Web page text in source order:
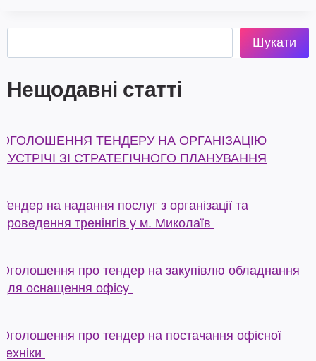
Шукати
Нещодавні статті
ОГОЛОШЕННЯ ТЕНДЕРУ НА ОРГАНІЗАЦІЮ
ЗУСТРІЧІ ЗІ СТРАТЕГІЧНОГО ПЛАНУВАННЯ
Тендер на надання послуг з організації та
проведення тренінгів у м. Миколаїв
Оголошення про тендер на закупівлю обладнання
для оснащення офісу
Оголошення про тендер на постачання офісної
техніки